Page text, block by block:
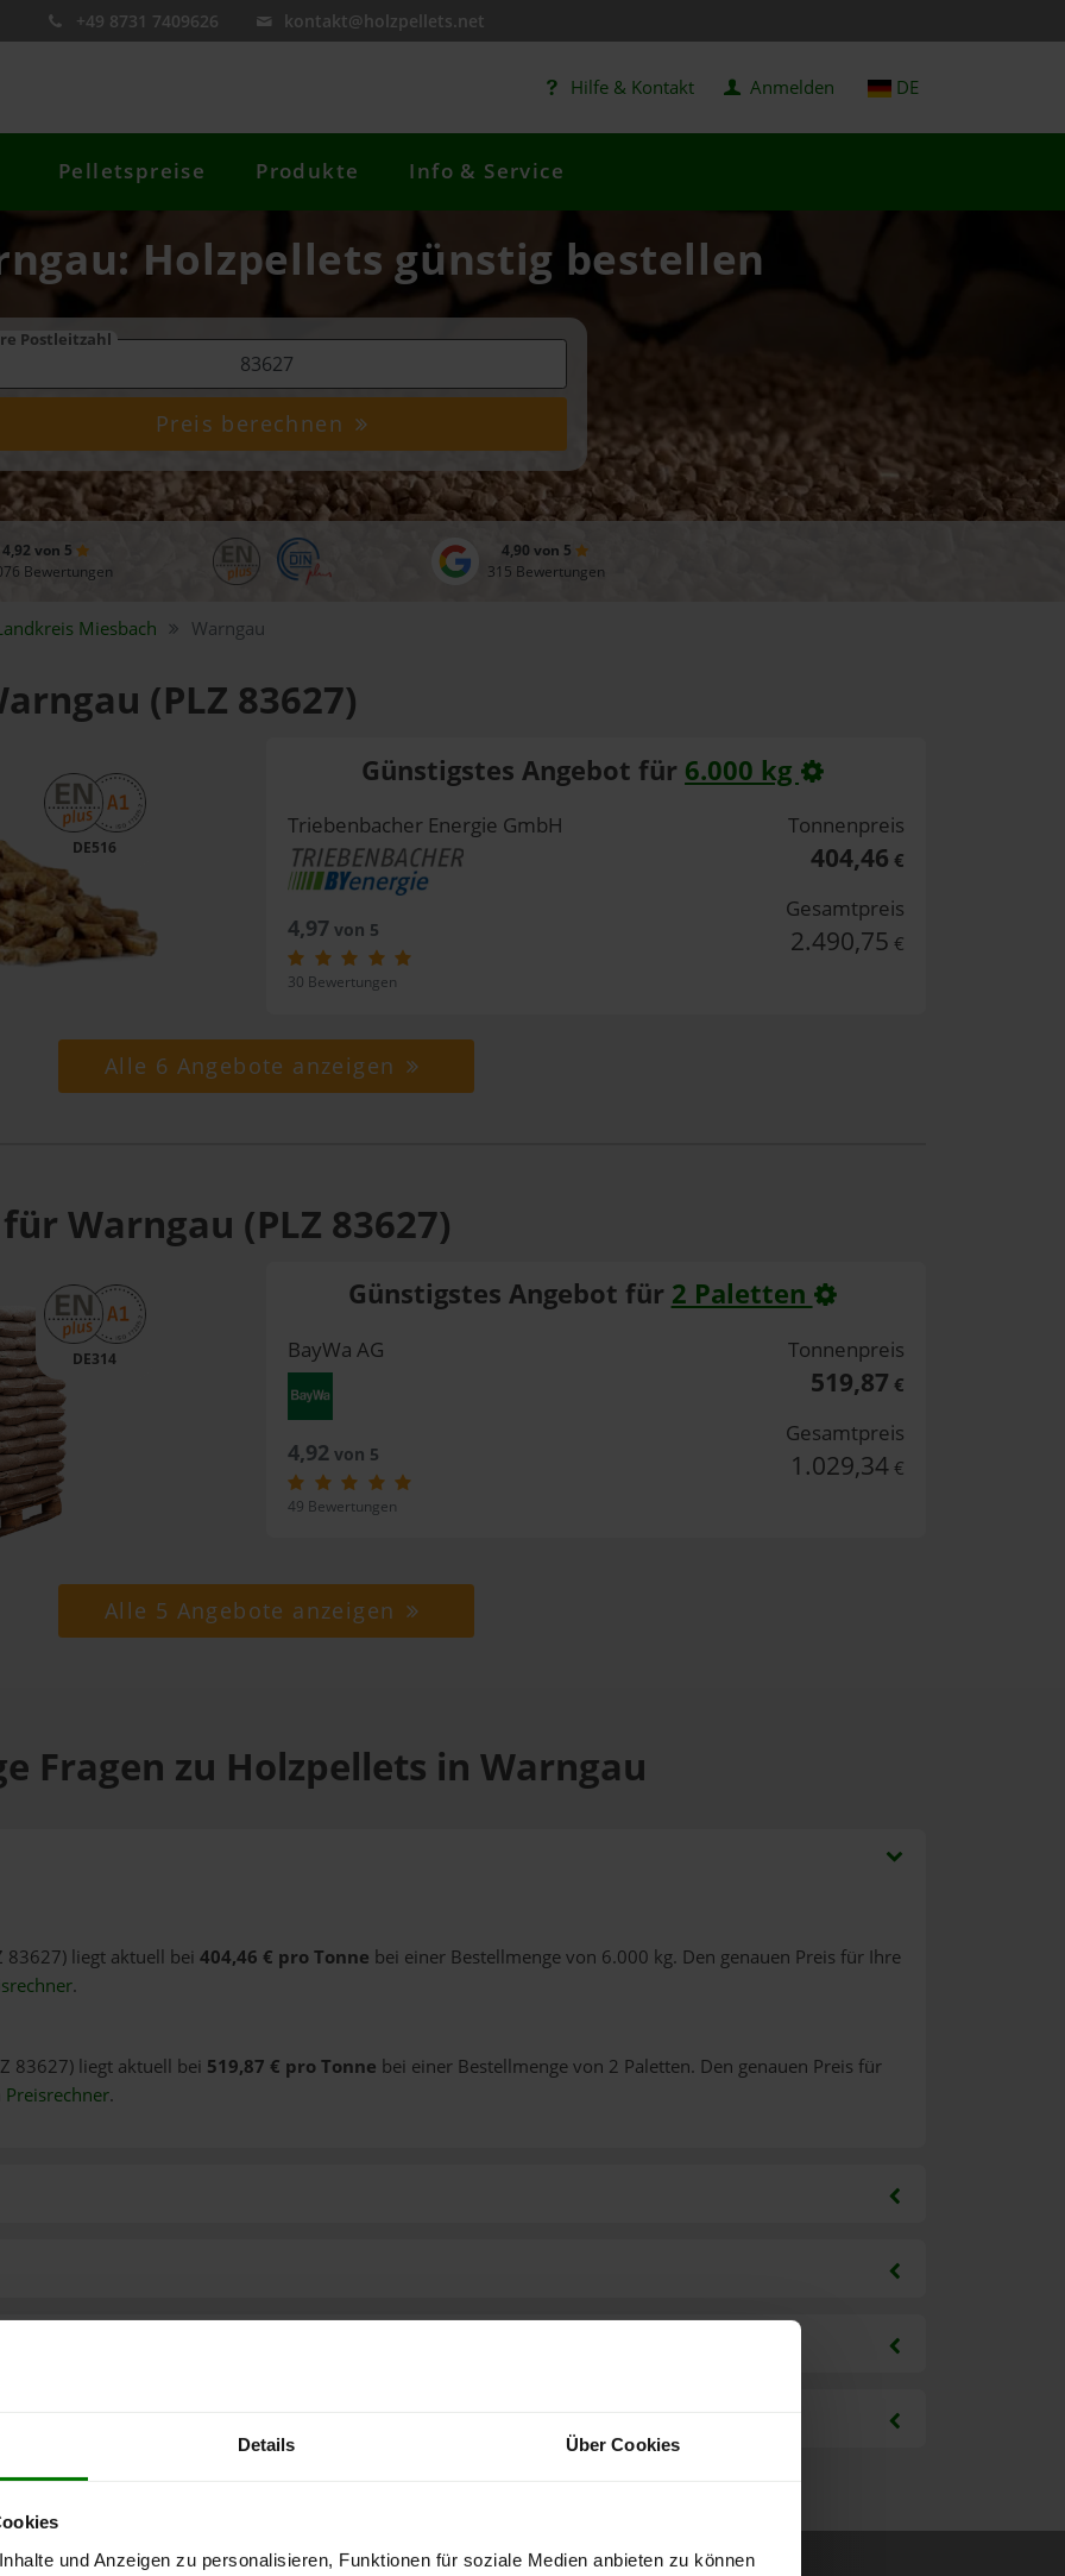
Details Über Cookies
und Anzeigen zu personalisieren, Funktionen für soziale Medien anbieten zu können
+49 8731 7409626 kontakt@holzpellets.net
Hilfe & Kontakt Anmelden DE
Pelletspreise Produkte Info & Service
Holzpellets günstig bestellen
Postleitzahl
Preis berechnen
4,92 von 5
Bewertungen
4,90 von 5
315 Bewertungen
Miesbach Warngau
(PLZ 83627)
DE516
Günstigstes Angebot für 6.000 kg
Triebenbacher Energie GmbH
4,97von 5
30 Bewertungen
Tonnenpreis
404,46 €
Gesamtpreis
2.490,75 €
Alle 6 Angebote anzeigen
Warngau (PLZ 83627)
DE314
Günstigstes Angebot für 2 Paletten
BayWa AG
4,92von 5
49 Bewertungen
Tonnenpreis
519,87 €
Gesamtpreis
1.029,34 €
Alle 5 Angebote anzeigen
Fragen zu Holzpellets in Warngau
83627) liegt aktuell bei 404,46 € pro Tonne bei einer Bestellmenge von 6.000 kg. Den genauen Preis für Ihre
.
83627) liegt aktuell bei 519,87 € pro Tonne bei einer Bestellmenge von 2 Paletten. Den genauen Preis für
Preisrechner.